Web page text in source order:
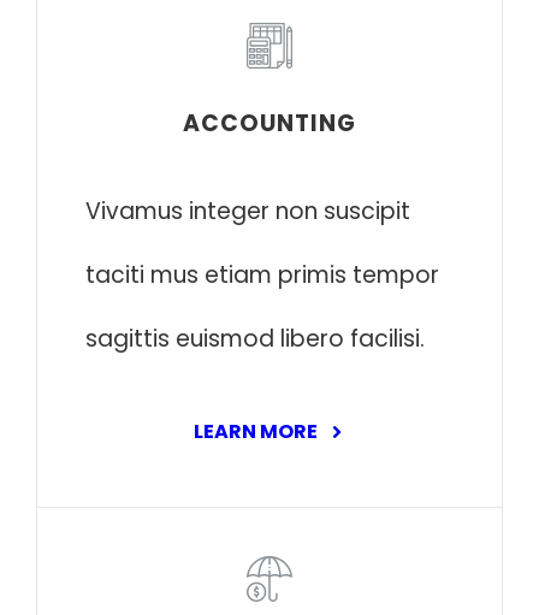
ACCOUNTING
Vivamus integer non suscipit
taciti mus etiam primis tempor
sagittis euismod libero facilisi.
LEARN MORE